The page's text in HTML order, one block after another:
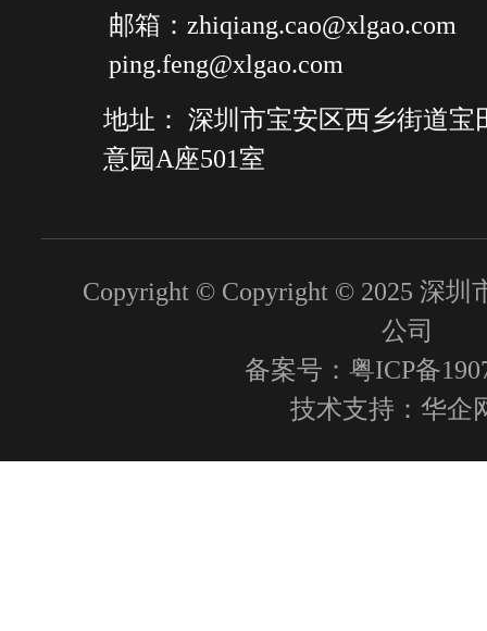
邮箱：zhiqiang.cao@xlgao.com
ping.feng@xlgao.com
地址： 深圳市宝安区西乡街道宝
意园A座501室
Copyright © Copyright © 2025 深圳
公司
备案号：粤ICP备
技术支持： 华企